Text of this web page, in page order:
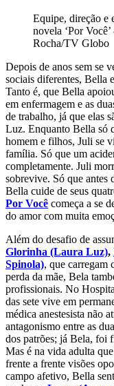
Equipe, direção e
novela ‘Por
Rocha/TV Globo
Depois de anos sem se
sociais diferentes, Bella
Tanto é, que Bella
em enfermagem e as
de trabalho, já que elas
Luz. Enquanto Bella só
homem e filhos, Juli se
família. Só que um
completamente. Juli
sobrevive. Só que antes
Bella cuide de seus
Por Você começa a se
do amor com muita
Além do desafio de
Glorinha (Laura Luz),
Spinola), que carregam
perda da mãe, Bela
profissionais. No
das sete vive em
médica anestesista não
antagonismo entre as
dos patrões; já Bela, foi
Mas é na vida adulta
frente a frente visões
campo afetivo, Bella